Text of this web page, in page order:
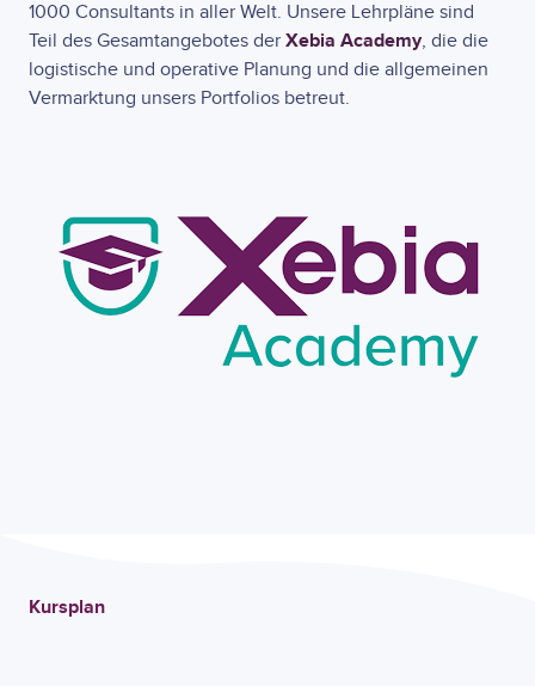
1000 Consultants in aller Welt. Unsere Lehrpläne sind
Teil des Gesamtangebotes der Xebia Academy, die die
logistische und operative Planung und die allgemeinen
Vermarktung unsers Portfolios betreut.
Kursplan